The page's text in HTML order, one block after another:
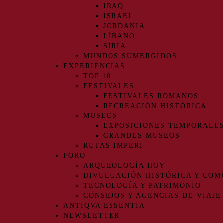
IRAQ
ISRAEL
JORDANIA
LÍBANO
SIRIA
MUNDOS SUMERGIDOS
EXPERIENCIAS
TOP 10
FESTIVALES
FESTIVALES ROMANOS
RECREACIÓN HISTÓRICA
MUSEOS
EXPOSICIONES TEMPORALES
GRANDES MUSEOS
RUTAS IMPERI
FORO
ARQUEOLOGÍA HOY
DIVULGACIÓN HISTÓRICA Y
TECNOLOGÍA Y PATRIMONIO
CONSEJOS Y AGENCIAS DE VIAJE
ANTIQVA ESSENTIA
NEWSLETTER